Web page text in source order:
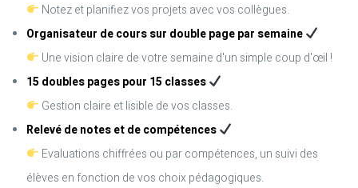
Notez et planifiez vos projets avec vos collègues.
Organisateur de cours sur double page par semaine
Une vision claire de votre semaine d'un simple coup d'œil !
15 doubles pages pour 15 classes
Gestion claire et lisible de vos classes.
Relevé de notes et de compétences
Evaluations chiffrées ou par compétences, un suivi des
élèves en fonction de vos choix pédagogiques.